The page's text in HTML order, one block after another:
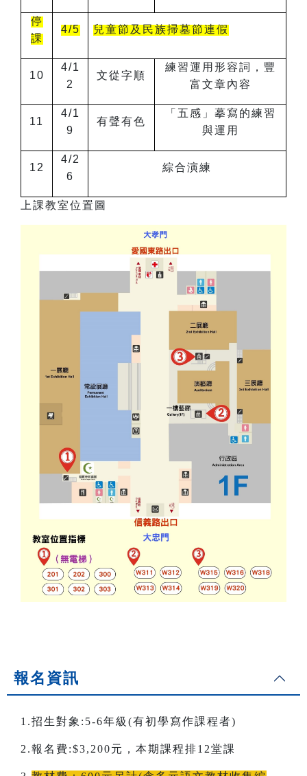
停
課
4/5 兒童節及民族掃墓節連假
10
4/1
2
文從字順
練習運用形容詞，豐
富文章內容
11
4/1
9
有聲有色
「五感」摹寫的練習
與運用
12
4/2
6
綜合演練
上課教室位置圖
報名資訊
1.招生對象:5-6年級(有初學寫作課程者)
2.報名費:$3,200元，本期課程排12堂課